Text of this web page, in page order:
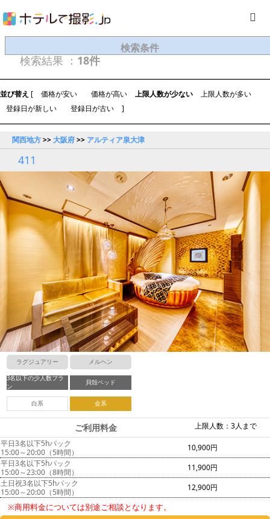
検索条件
検索結果 ： 18件
並び替え [ 価格が安い 価格が高い 上限人数が少ない
上限人数が多い
登録日が新しい
登録日が古い ]
関西地方>>大阪府>> アルティア泉大津
411
ラグジュアリー メルヘン
3名以下の少人数プラ
ン
貝殻ベッド
白系 金系
上限人数：3人まで
ご利用料金
平日3名以下5hパック
15:00～20:00（5時間）
10,900円
平日3名以下5hパック
15:00～23:00（8時間）
11,900円
土日祝3名以下5hパック
15:00～20:00（5時間）
12,900円
※商用料金については別途ご相談となります。